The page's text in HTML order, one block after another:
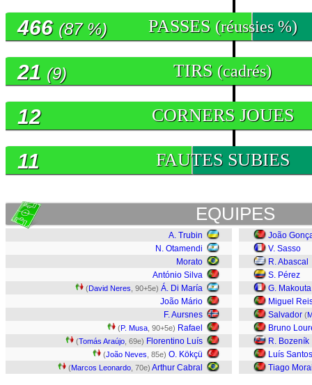
PASSES (réussies %)
466 (87 %)
TIRS (cadrés)
21 (9)
CORNERS JOUES
12
FAUTES SUBIES
11
EQUIPES
A. Trubin
N. Otamendi
Morato
António Silva
(David Neres , 90+5e) Á. Di María
João Mário
F. Aursnes
(P. Musa , 90+5e) Rafael
(Tomás Araújo , 69e) Florentino Luís
(João Neves , 85e) O. Kökçü
(Marcos Leonardo , 70e) Arthur Cabral
João
V. Sasso
R. Abascal
S. Pérez
G. Makouta
Miguel
Salvador (
Bruno
R. Bozeník
Luís Santos
Tiago